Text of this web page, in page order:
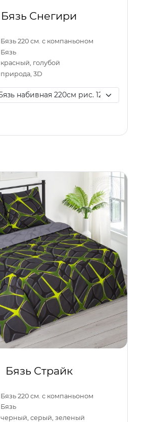
Бязь Снегири
Бязь 220 см. с компаньоном
Бязь
красный, голубой
природа, 3D
Бязь Страйк
Бязь 220 см. с компаньоном
Бязь
черный, серый, зеленый